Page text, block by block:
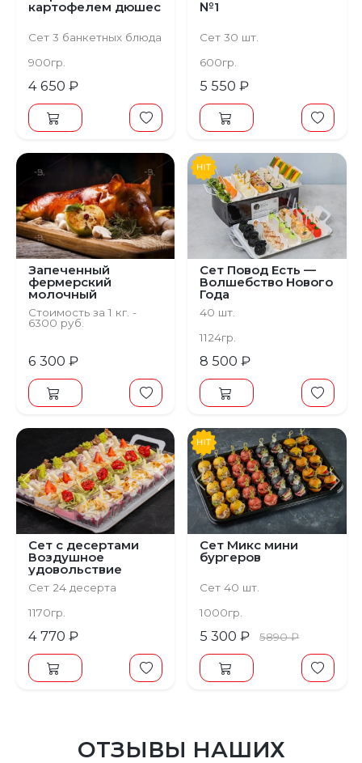
картофелем дюшес
Сет 3 банкетных блюда
900гр.
4 650 ₽
№1
Сет 30 шт.
600гр.
5 550 ₽
Запеченный
фермерский
молочный
поросенок
Стоимость за 1 кг. -
6300 руб.
Минимальный вес
6 300 ₽
Сет Повод Есть —
Волшебство Нового
Года
40 шт.
1124гр.
8 500 ₽
Предыдущий Следующий
Сет с десертами
Воздушное
удовольствие
Сет 24 десерта
1170гр.
4 770 ₽
Предыдущий
Сет Микс мини
бургеров
Сет 40 шт.
1000гр.
5 300 ₽ 5890 ₽
ОТЗЫВЫ НАШИХ